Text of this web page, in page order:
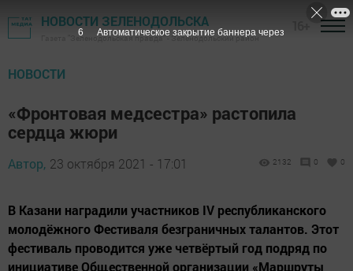
НОВОСТИ ЗЕЛЕНОДОЛЬСКА
Газета "Зеленодольская правда" - Зеленодольский район
НОВОСТИ
«Фронтовая медсестра» растопила
сердца жюри
Автор, 23 октября 2021 - 17:01 2132 0 0
В Казани наградили участников IV республиканского
молодёжного Фестиваля безграничных талантов. Этот
фестиваль проводится уже четвёртый год подряд по
инициативе Общественной организации «Маршруты
5 Автоматическое закрытие баннера через